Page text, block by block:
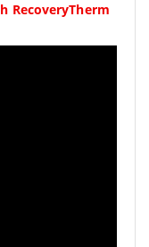
RecoveryTherm